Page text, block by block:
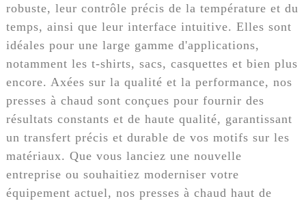
robuste, leur contrôle précis de la température et du
temps, ainsi que leur interface intuitive. Elles sont
idéales pour une large gamme d'applications,
notamment les t-shirts, sacs, casquettes et bien plus
encore. Axées sur la qualité et la performance, nos
presses à chaud sont conçues pour fournir des
résultats constants et de haute qualité, garantissant
un transfert précis et durable de vos motifs sur les
matériaux. Que vous lanciez une nouvelle
entreprise ou souhaitiez moderniser votre
équipement actuel, nos presses à chaud haut de